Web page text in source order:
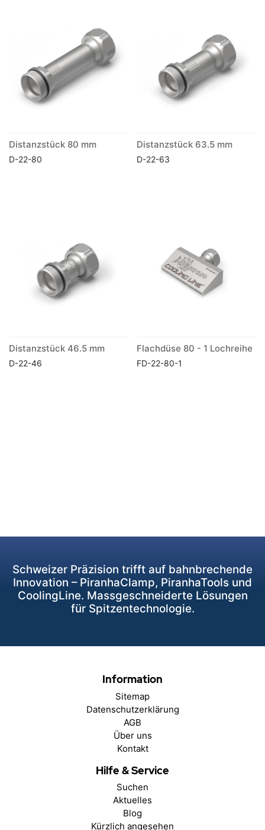
Distanzstück 80 mm
D-22-80
Distanzstück 63.5 mm
D-22-63
Distanzstück 46.5 mm
D-22-46
Flachdüse 80 - 1 Lochreihe
FD-22-80-1
Schweizer Präzision trifft auf bahnbrechende
Innovation – PiranhaClamp, PiranhaTools und
CoolingLine. Massgeschneiderte Lösungen
für Spitzentechnologie.
Information
Sitemap
Datenschutzerklärung
AGB
Über uns
Kontakt
Hilfe & Service
Suchen
Aktuelles
Blog
Kürzlich angesehen